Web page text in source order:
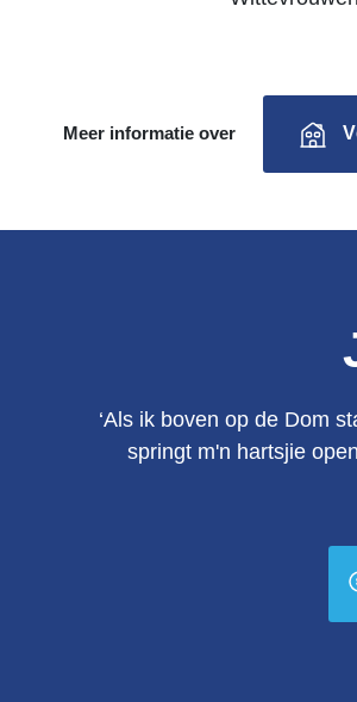
Meer informatie over
‘Als ik boven op de Dom
springt m'n hartsjie